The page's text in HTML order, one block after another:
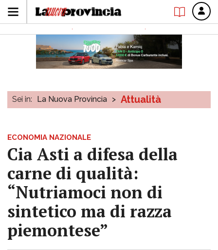
Sei in: La Nuova Provincia > Attualità
ECONOMIA NAZIONALE
Cia Asti a difesa della
carne di qualità:
“Nutriamoci non di
sintetico ma di razza
piemontese”